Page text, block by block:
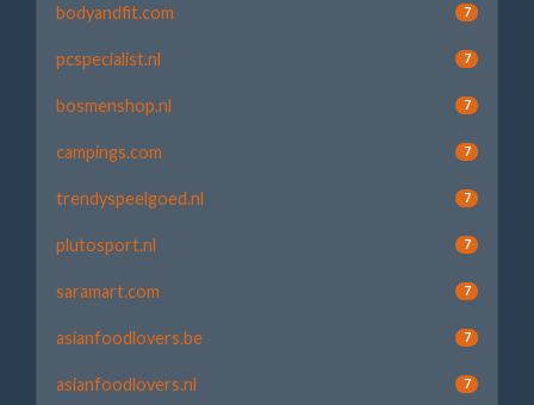
bodyandfit.com 7
pcspecialist.nl 7
bosmenshop.nl 7
campings.com 7
trendyspeelgoed.nl 7
plutosport.nl 7
saramart.com 7
asianfoodlovers.be 7
asianfoodlovers.nl 7